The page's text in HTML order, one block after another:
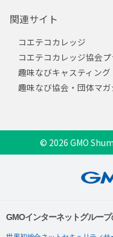
関連サイト
コエテコカレッジ
コエテコカレッジ協会
趣味なびキャスティング
趣味なび協会・団体マガ
© 2026 GMO